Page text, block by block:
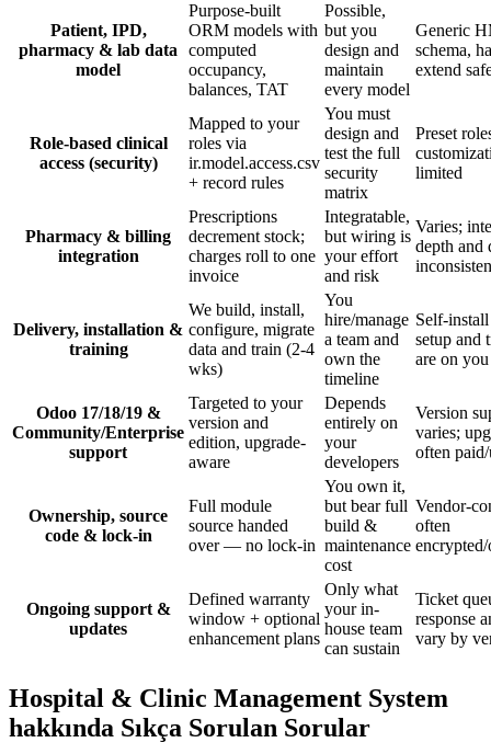
Patient, IPD,
pharmacy & lab data
model
Purpose-built
ORM models with
computed
occupancy,
balances, TAT
Possible,
but you
design and
maintain
every model
Generic
schema,
extend
Role-based clinical
access (security)
Mapped to your
roles via
ir.model.access.csv
+ record rules
You must
design and
test the full
security
matrix
Preset
limited
Pharmacy & billing
integration
Prescriptions
decrement stock;
charges roll to one
invoice
Integratable,
but wiring is
your effort
and risk
Varies;
depth and
Delivery, installation &
training
We build, install,
configure, migrate
data and train (2-4
wks)
You
hire/manage
a team and
own the
timeline
Self-
setup and
are on you
Odoo 17/18/19 &
Community/Enterprise
support
Targeted to your
version and
edition, upgrade-
aware
Depends
entirely on
your
developers
Version
varies;
often
Ownership, source
code & lock-in
Full module
source handed
over — no lock-in
You own it,
but bear full
build &
maintenance
cost
Vendor-
often
Ongoing support &
updates
Defined warranty
window + optional
enhancement plans
Only what
your in-
house team
can sustain
Ticket
response
vary by
Hospital & Clinic Management System
hakkında Sıkça Sorulan Sorular